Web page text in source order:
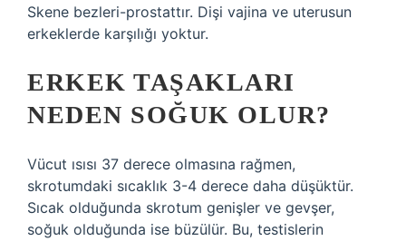
Skene bezleri-prostattır. Dişi vajina ve uterusun
erkeklerde karşılığı yoktur.
ERKEK TAŞAKLARI
NEDEN SOĞUK OLUR?
Vücut ısısı 37 derece olmasına rağmen,
skrotumdaki sıcaklık 3-4 derece daha düşüktür.
Sıcak olduğunda skrotum genişler ve gevşer,
soğuk olduğunda ise büzülür. Bu, testislerin